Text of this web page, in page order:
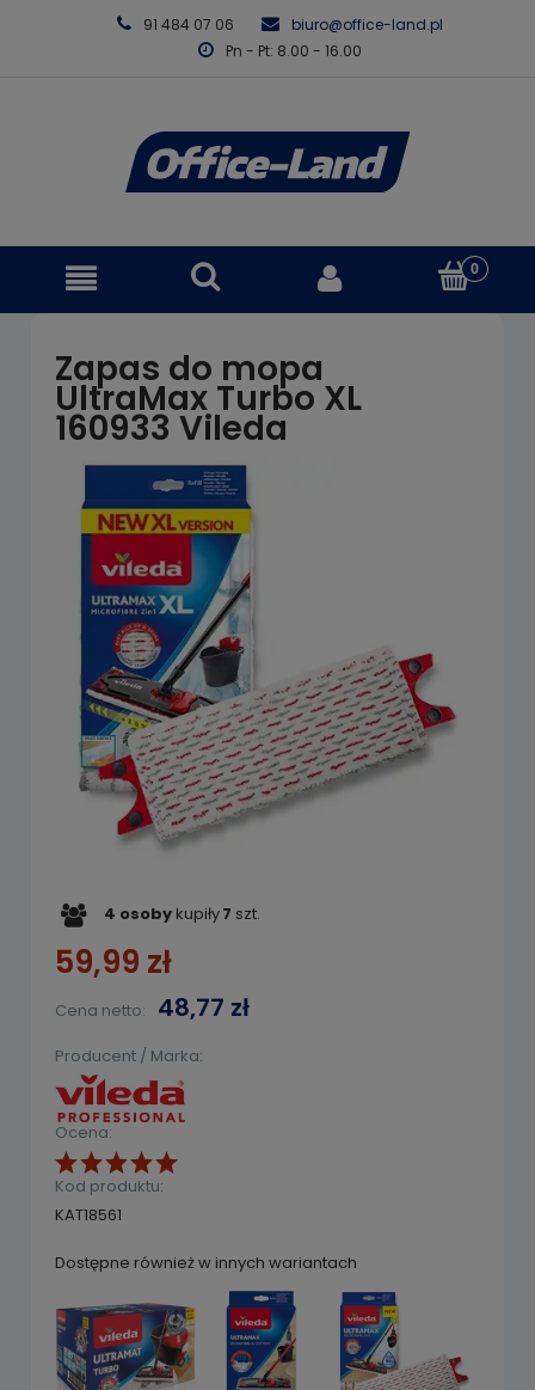
91 484 07 06
biuro@office-land.pl
Pn - Pt: 8.00 - 16.00
Zapas do mopa
UltraMax Turbo XL
160933 Vileda
4 osoby kupiły7 szt.
59,99 zł
Cena netto: 48,77 zł
Ocena:
Producent / Marka:
Kod produktu:
KAT18561
Dostępne również w innych wariantach